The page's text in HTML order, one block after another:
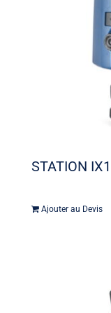
STATION
Ajouter au Devis